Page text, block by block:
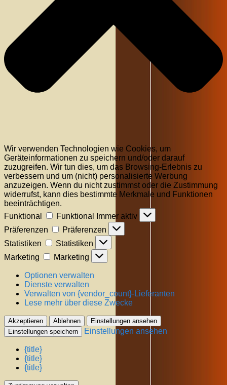
Wir verwenden Technologien wie Cookies, um
Geräteinformationen zu speichern und/oder darauf
zuzugreifen. Wir tun dies, um das Browsing-Erlebnis zu
verbessern und um (nicht) personalisierte Werbung
anzuzeigen. Wenn du nicht zustimmst oder die Zustimmung
widerrufst, kann dies bestimmte Merkmale und Funktionen
beeinträchtigen.
Funktional
Funktional
Immer aktiv
Präferenzen
Präferenzen
Statistiken
Statistiken
Marketing
Marketing
Optionen verwalten
Dienste verwalten
Verwalten von {vendor_count}-Lieferanten
Lese mehr über diese Zwecke
Akzeptieren Ablehnen
Einstellungen ansehen
Einstellungen speichern
Einstellungen ansehen
{title}
{title}
{title}